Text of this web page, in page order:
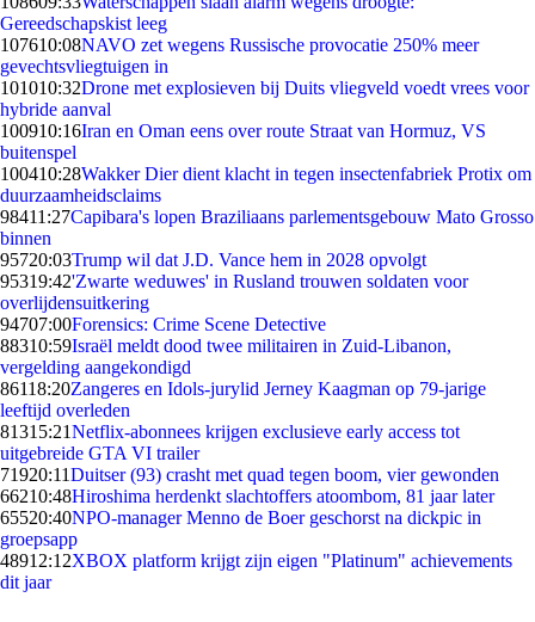
Gereedschapskist leeg
107610:08NAVO zet wegens Russische provocatie 250% meer
gevechtsvliegtuigen in
101010:32Drone met explosieven bij Duits vliegveld voedt vrees voor
hybride aanval
100910:16Iran en Oman eens over route Straat van Hormuz, VS
buitenspel
100410:28Wakker Dier dient klacht in tegen insectenfabriek Protix om
duurzaamheidsclaims
98411:27Capibara's lopen Braziliaans parlementsgebouw Mato Grosso
binnen
95720:03Trump wil dat J.D. Vance hem in 2028 opvolgt
95319:42'Zwarte weduwes' in Rusland trouwen soldaten voor
overlijdensuitkering
94707:00Forensics: Crime Scene Detective
88310:59Israël meldt dood twee militairen in Zuid-Libanon,
vergelding aangekondigd
86118:20Zangeres en Idols-jurylid Jerney Kaagman op 79-jarige
leeftijd overleden
81315:21Netflix-abonnees krijgen exclusieve early access tot
uitgebreide GTA VI trailer
71920:11Duitser (93) crasht met quad tegen boom, vier gewonden
66210:48Hiroshima herdenkt slachtoffers atoombom, 81 jaar later
65520:40NPO-manager Menno de Boer geschorst na dickpic in
groepsapp
48912:12XBOX platform krijgt zijn eigen "Platinum" achievements
dit jaar